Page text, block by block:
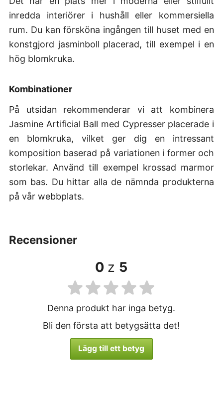
inredda interiörer i hushåll eller kommersiella
rum. Du kan försköna ingången till huset med en
konstgjord jasminboll placerad, till exempel i en
hög blomkruka.
Kombinationer
På utsidan rekommenderar vi att kombinera
Jasmine Artificial Ball med Cypresser placerade i
en blomkruka, vilket ger dig en intressant
komposition baserad på variationen i former och
storlekar. Använd till exempel krossad marmor
som bas. Du hittar alla de nämnda produkterna
på vår webbplats.
recensioner
0 z 5
Denna produkt har inga betyg.
Bli den första att betygsätta det!
Lägg till ett betyg